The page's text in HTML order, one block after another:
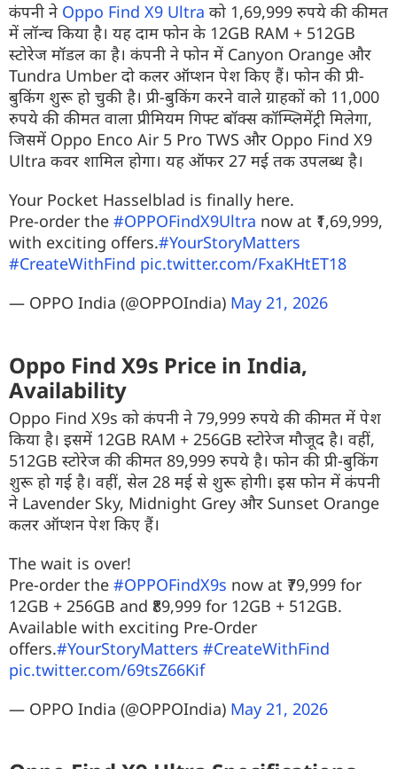
कंपनी ने Oppo Find X9 Ultra को 1,69,999 रुपये की कीमत
में लॉन्च किया है। यह दाम फोन के 12GB RAM + 512GB
स्टोरेज मॉडल का है। कंपनी ने फोन में Canyon Orange और
Tundra Umber दो कलर ऑप्शन पेश किए हैं। फोन की प्री-
बुकिंग शुरू हो चुकी है। प्री-बुकिंग करने वाले ग्राहकों को 11,000
रुपये की कीमत वाला प्रीमियम गिफ्ट बॉक्स कॉम्प्लिमेंट्री मिलेगा,
जिसमें Oppo Enco Air 5 Pro TWS और Oppo Find X9
Ultra कवर शामिल होगा। यह ऑफर 27 मई तक उपलब्ध है।
Your Pocket Hasselblad is finally here.
Pre-order the #OPPOFindX9Ultra now at ₹1,69,999,
with exciting offers.#YourStoryMatters
#CreateWithFind pic.twitter.com/FxaKHtET18
— OPPO India (@OPPOIndia) May 21, 2026
Oppo Find X9s Price in India,
Availability
Oppo Find X9s को कंपनी ने 79,999 रुपये की कीमत में पेश
किया है। इसमें 12GB RAM + 256GB स्टोरेज मौजूद है। वहीं,
512GB स्टोरेज की कीमत 89,999 रुपये है। फोन की प्री-बुकिंग
शुरू हो गई है। वहीं, सेल 28 मई से शुरू होगी। इस फोन में कंपनी
ने Lavender Sky, Midnight Grey और Sunset Orange
कलर ऑप्शन पेश किए हैं।
The wait is over!
Pre-order the #OPPOFindX9s now at ₹79,999 for
12GB + 256GB and ₹89,999 for 12GB + 512GB.
Available with exciting Pre-Order
offers.#YourStoryMatters #CreateWithFind
pic.twitter.com/69tsZ66Kif
— OPPO India (@OPPOIndia) May 21, 2026